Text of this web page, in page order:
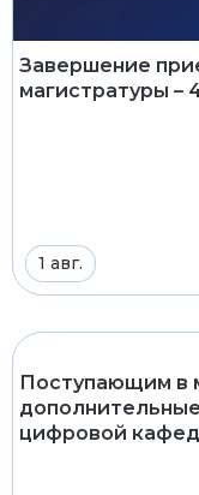
Завершение
магистратуры –
1 авг.
Поступающим в
цифровой